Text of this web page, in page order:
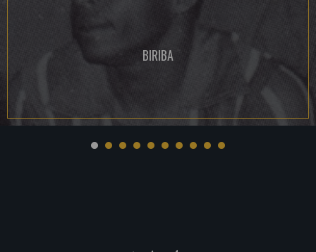
BIRIBA